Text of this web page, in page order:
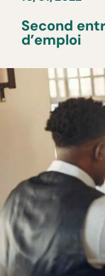
Second
d’emploi